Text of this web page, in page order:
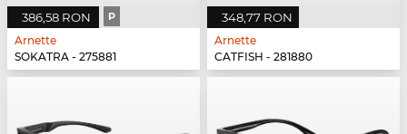
386,58 RON P
Arnette
SOKATRA - 275881
348,77 RON
Arnette
CATFISH - 281880